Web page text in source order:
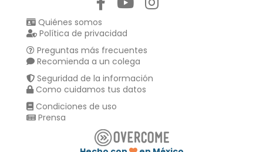
Quiénes somos
Política de privacidad
Preguntas más frecuentes
Recomienda a un colega
Seguridad de la información
Como cuidamos tus datos
Condiciones de uso
Prensa